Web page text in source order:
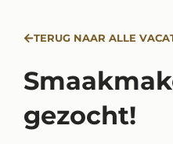
TERUG NAAR ALLE
gezocht!